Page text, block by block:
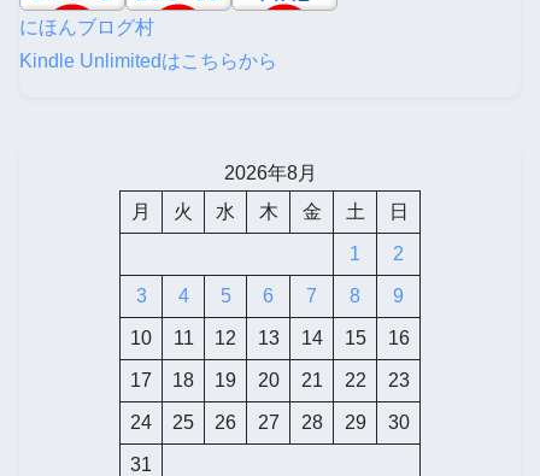
にほんブログ村
Kindle Unlimitedはこちらから
2026年8月
月
火 水 木 金 土 日
1 2
3 4 5 6 7 8 9
10 11 12 13 14 15 16
17 18 19 20 21 22 23
24 25 26 27 28 29 30
31